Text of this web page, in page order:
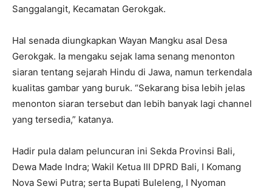
Sanggalangit, Kecamatan Gerokgak.
Hal senada diungkapkan Wayan Mangku asal Desa
Gerokgak. Ia mengaku sejak lama senang menonton
siaran tentang sejarah Hindu di Jawa, namun terkendala
kualitas gambar yang buruk. “Sekarang bisa lebih jelas
menonton siaran tersebut dan lebih banyak lagi channel
yang tersedia,” katanya.
Hadir pula dalam peluncuran ini Sekda Provinsi Bali,
Dewa Made Indra; Wakil Ketua III DPRD Bali, I Komang
Nova Sewi Putra; serta Bupati Buleleng, I Nyoman